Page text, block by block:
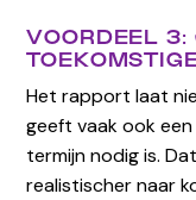
VOORDEEL
Het rapport laat
geeft vaak ook
termijn nodig is.
realistischer naar